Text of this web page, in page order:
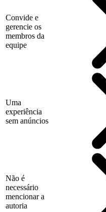
Convide e
gerencie os
membros da
equipe
Uma
experiência
sem anúncios
Não é
necessário
mencionar a
autoria